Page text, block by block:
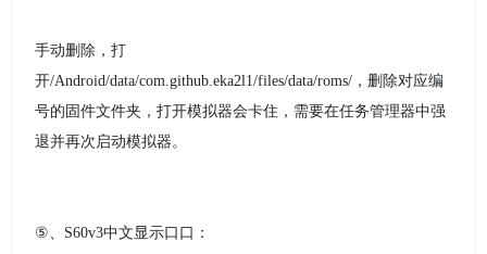
手动删除，打
开/Android/data/com.github.eka2l1/files/data/roms/，删除对应编
号的固件文件夹，打开模拟器会卡住，需要在任务管理器中强
退并再次启动模拟器。
⑤、S60v3中文显示口口：